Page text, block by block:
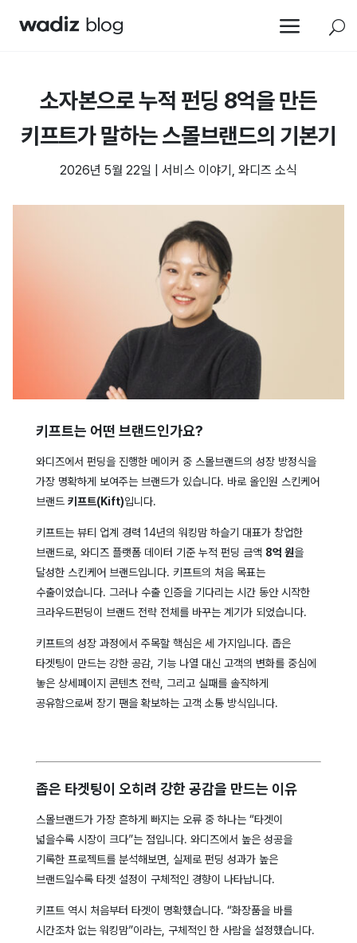
a U
소자본으로 누적 펀딩 8억을 만든
키프트가 말하는 스몰브랜드의 기본기
2026년 5월 22일 서비스 이야기 , 와디즈 소식
키프트는 어떤 브랜드인가요?
와디즈에서 펀딩을 진행한 메이커 중 스몰브랜드의 성장 방정식을
가장 명확하게 보여주는 브랜드가 있습니다. 바로 올인원 스킨케어
브랜드 키프트(Kift)입니다.
키프트는 뷰티 업계 경력 14년의 워킹맘 하슬기 대표가 창업한
브랜드로, 와디즈 플랫폼 데이터 기준 누적 펀딩 금액 8억 원을
달성한 스킨케어 브랜드입니다. 키프트의 처음 목표는
수출이었습니다. 그러나 수출 인증을 기다리는 시간 동안 시작한
크라우드펀딩이 브랜드 전략 전체를 바꾸는 계기가 되었습니다.
키프트의 성장 과정에서 주목할 핵심은 세 가지입니다. 좁은
타겟팅이 만드는 강한 공감, 기능 나열 대신 고객의 변화를 중심에
놓은 상세페이지 콘텐츠 전략, 그리고 실패를 솔직하게
공유함으로써 장기 팬을 확보하는 고객 소통 방식입니다.
좁은 타겟팅이 오히려 강한 공감을 만드는 이유
스몰브랜드가 가장 흔하게 빠지는 오류 중 하나는 “타겟이
넓을수록 시장이 크다”는 점입니다. 와디즈에서 높은 성공을
기록한 프로젝트를 분석해보면, 실제로 펀딩 성과가 높은
브랜드일수록 타겟 설정이 구체적인 경향이 나타납니다.
키프트 역시 처음부터 타겟이 명확했습니다. “화장품을 바를
시간조차 없는 워킹맘”이라는, 구체적인 한 사람을 설정했습니다.